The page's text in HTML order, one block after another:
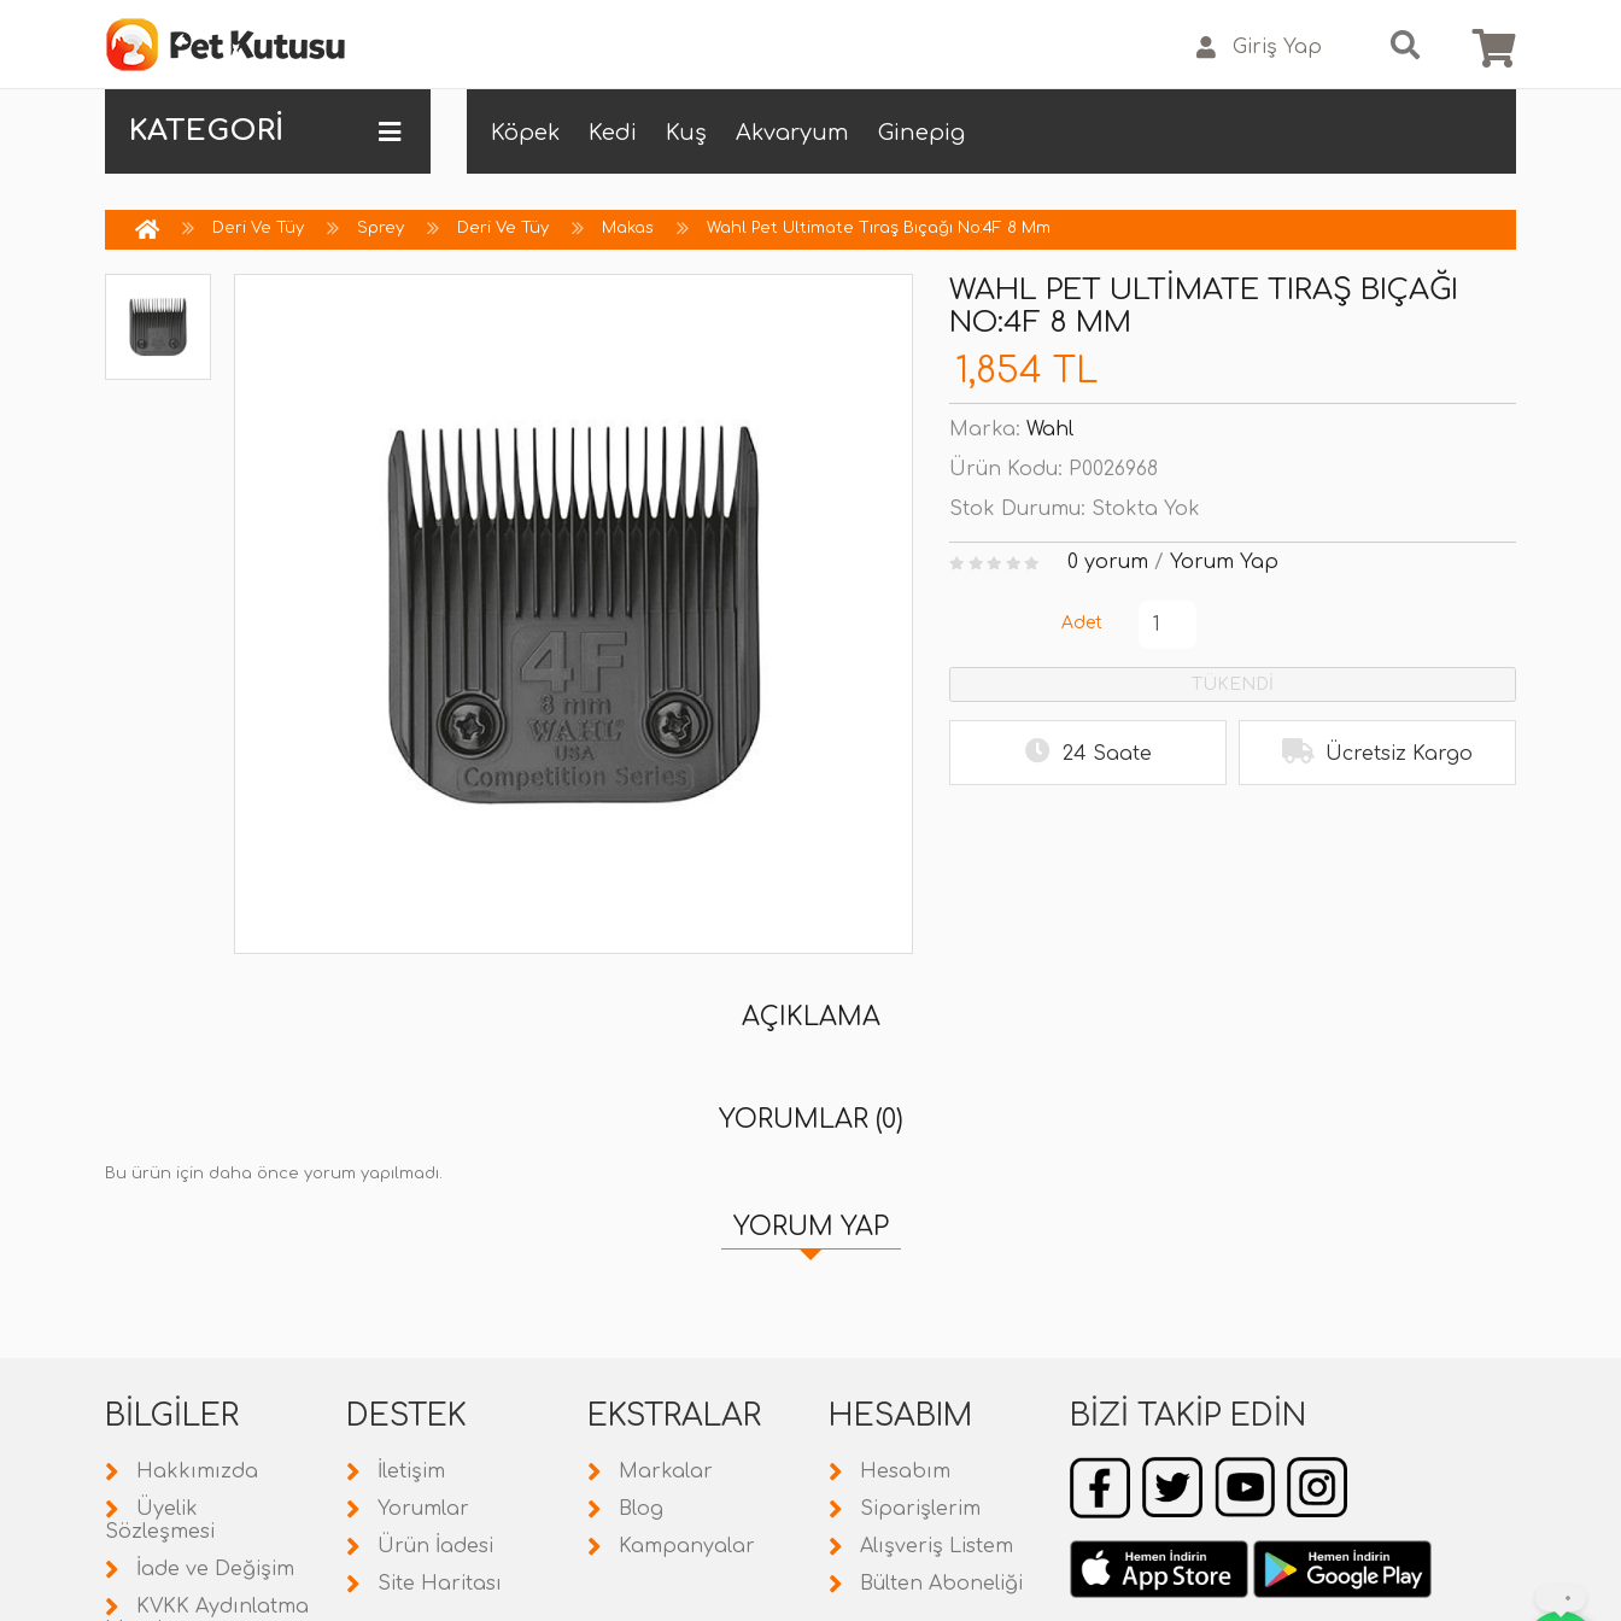
Giriş Yap
KATEGORİ Köpek Kedi Kuş Akvaryum Ginepig
Deri Ve Tüy Sprey Deri Ve Tüy Makas Wahl Pet Ultimate Tıraş Bıçağı No:4F 8 Mm
WAHL PET ULTIMATE TIRAŞ BIÇAĞI
NO:4F 8 MM
1,854 TL
Marka: Wahl
Ürün Kodu: P0026968
Stok Durumu: Stokta Yok
0 yorum / Yorum Yap
Adet
TÜKENDİ
24 Saate Ücretsiz Kargo
AÇIKLAMA
YORUMLAR (0)
Bu ürün için daha önce yorum yapılmadı.
YORUM YAP
BILGILER
Hakkımızda
Üyelik
Sözleşmesi
İade ve Değişim
KVKK Aydınlatma
DESTEK
İletişim
Yorumlar
Ürün İadesi
Site Haritası
EKSTRALAR
Markalar
Blog
Kampanyalar
HESABIM
Hesabım
Siparişlerim
Alışveriş Listem
Bülten Aboneliği
BIZI TAKIP EDIN